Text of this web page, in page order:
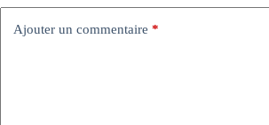
Ajouter un commentaire *